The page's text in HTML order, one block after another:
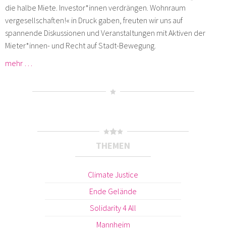
die halbe Miete. Investor*innen verdrängen. Wohnraum
vergesellschaften!« in Druck gaben, freuten wir uns auf
spannende Diskussionen und Veranstaltungen mit Aktiven der
Mieter*innen- und Recht auf Stadt-Bewegung.
mehr …
THEMEN
Climate Justice
Ende Gelände
Solidarity 4 All
Mannheim